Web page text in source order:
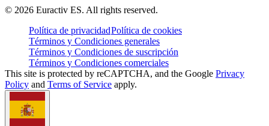
© 2026 Euractiv ES. All rights reserved.
Política de privacidadPolítica de cookies
Términos y Condiciones generales
Términos y Condiciones de suscripción
Términos y Condiciones comerciales
This site is protected by reCAPTCHA, and the Google Privacy
Policy and Terms of Service apply.